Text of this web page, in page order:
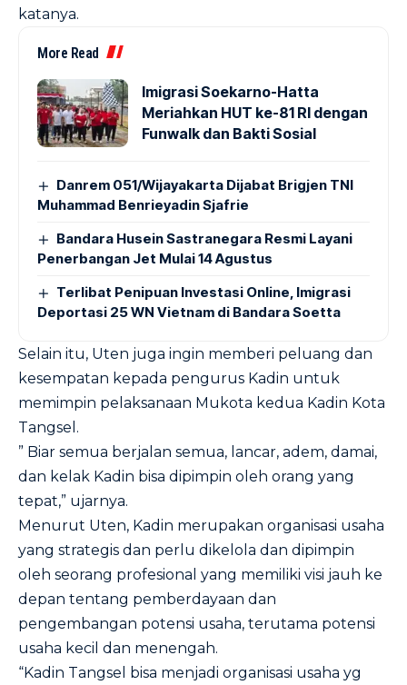
katanya.
More Read
Imigrasi Soekarno-Hatta
Meriahkan HUT ke-81 RI dengan
Funwalk dan Bakti Sosial
Danrem 051/Wijayakarta Dijabat Brigjen TNI
Muhammad Benrieyadin Sjafrie
Bandara Husein Sastranegara Resmi Layani
Penerbangan Jet Mulai 14 Agustus
Terlibat Penipuan Investasi Online, Imigrasi
Deportasi 25 WN Vietnam di Bandara Soetta
Selain itu, Uten juga ingin memberi peluang dan
kesempatan kepada pengurus Kadin untuk
memimpin pelaksanaan Mukota kedua Kadin Kota
Tangsel.
” Biar semua berjalan semua, lancar, adem, damai,
dan kelak Kadin bisa dipimpin oleh orang yang
tepat,” ujarnya.
Menurut Uten, Kadin merupakan organisasi usaha
yang strategis dan perlu dikelola dan dipimpin
oleh seorang profesional yang memiliki visi jauh ke
depan tentang pemberdayaan dan
pengembangan potensi usaha, terutama potensi
usaha kecil dan menengah.
“Kadin Tangsel bisa menjadi organisasi usaha yg